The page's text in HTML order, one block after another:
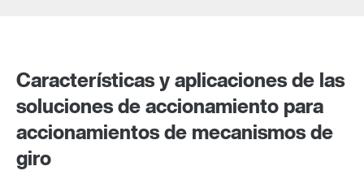
Características y aplicaciones de las
soluciones de accionamiento para
accionamientos de mecanismos de
giro